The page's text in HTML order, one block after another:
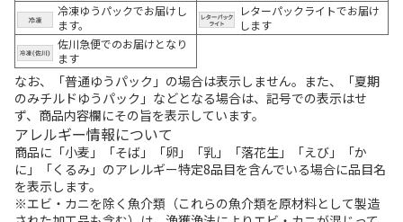
冷凍ゆうパックでお届けし
ます。
レターパックライトでお届け
します
佐川急便でのお届けとなり
ます
なお、「普通ゆうパック」の場合は表示しません。また、「夏期
のみチルドゆうパック」などとなる場合は、記号での表示はせ
ず、商品内容欄にその旨を表示しています。
アレルギー情報について
商品に「小麦」「そば」「卵」「乳」「落花生」「えび」「か
に」「くるみ」のアレルギー特定8品目を含んでいる場合に品目名
を表示します。
※エビ・カニを除く魚介類（これらの魚介類を原材料として製造